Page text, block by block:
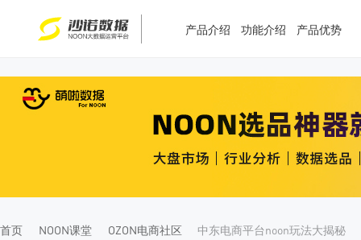
产品介绍 功能介绍 产品优势
首页 NOON课堂 OZON电商社区 中东电商平台noon玩法大揭秘